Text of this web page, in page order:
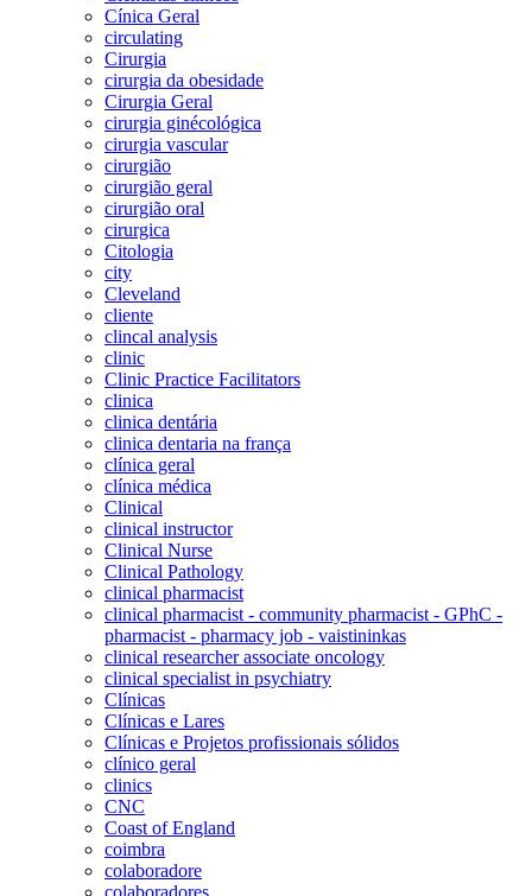
Cínica Geral
circulating
Cirurgia
cirurgia da obesidade
Cirurgia Geral
cirurgia ginécológica
cirurgia vascular
cirurgião
cirurgião geral
cirurgião oral
cirurgica
Citologia
city
Cleveland
cliente
clincal analysis
clinic
Clinic Practice Facilitators
clinica
clinica dentária
clinica dentaria na frança
clínica geral
clínica médica
Clinical
clinical instructor
Clinical Nurse
Clinical Pathology
clinical pharmacist
clinical pharmacist - community pharmacist - GPhC -
pharmacist - pharmacy job - vaistininkas
clinical researcher associate oncology
clinical specialist in psychiatry
Clínicas
Clínicas e Lares
Clínicas e Projetos profissionais sólidos
clínico geral
clinics
CNC
Coast of England
coimbra
colaboradore
colaboradores